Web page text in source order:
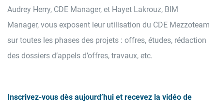
Audrey Herry, CDE Manager, et Hayet Lakrouz, BIM
Manager, vous exposent leur utilisation du CDE Mezzoteam
sur toutes les phases des projets : offres, études, rédaction
des dossiers d’appels d’offres, travaux, etc.
Inscrivez-vous dès aujourd’hui et recevez la vidéo de